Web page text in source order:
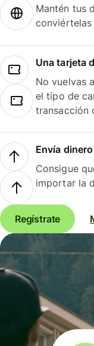
Mantén tus
conviértelas
Una tarjeta
No vuelvas
el tipo de
transacción
Envía
Consigue
importar la
Regístrate